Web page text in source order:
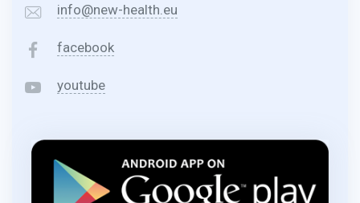
info@new-health.eu
facebook
youtube